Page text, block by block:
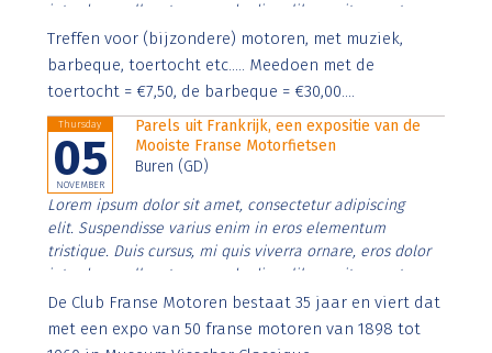
interdum nulla, ut commodo diam libero vitae erat.
Aenean faucibus nibh et justo cursus id rutrum lorem
imperdiet. Nunc ut sem vitae risus tristique posuere.
Treffen voor (bijzondere) motoren, met muziek,
barbeque, toertocht etc..... Meedoen met de
toertocht = €7,50, de barbeque = €30,00....
Thursday
05
NOVEMBER
Parels uit Frankrijk, een expositie van de
Mooiste Franse Motorfietsen
Buren (GD)
Lorem ipsum dolor sit amet, consectetur adipiscing
elit. Suspendisse varius enim in eros elementum
tristique. Duis cursus, mi quis viverra ornare, eros dolor
interdum nulla, ut commodo diam libero vitae erat.
Aenean faucibus nibh et justo cursus id rutrum lorem
imperdiet. Nunc ut sem vitae risus tristique posuere.
De Club Franse Motoren bestaat 35 jaar en viert dat
met een expo van 50 franse motoren van 1898 tot